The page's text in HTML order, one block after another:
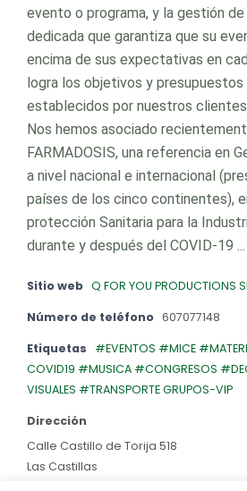
evento o programa, y la gestión
dedicada que garantiza que su
encima de sus expectativas en
logra los objetivos y
establecidos por nuestros
Nos hemos asociado
FARMADOSIS, una referencia en
a nivel nacional e internacional
países de los cinco continentes),
protección Sanitaria para la
durante y después del COVID-19 ...
Sitio web Q FOR YOU PRODUCTIONS
Número de teléfono 607077148
Etiquetas
#EVENTOS #MICE
COVID19 #MUSICA #CONGRESOS
VISUALES #TRANSPORTE GRUPOS-VIP
Dirección
Calle Castillo de Torija 518
Las Castillas